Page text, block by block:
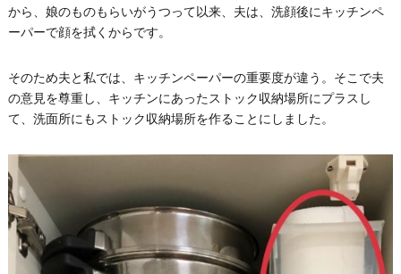
から、娘のものもらいがうつって以来、夫は、洗顔後にキッチンペ
ーパーで顔を拭くからです。
そのため夫と私では、キッチンペーパーの重要度が違う。そこで夫
の意見を尊重し、キッチンにあったストック収納場所にプラスし
て、洗面所にもストック収納場所を作ることにしました。